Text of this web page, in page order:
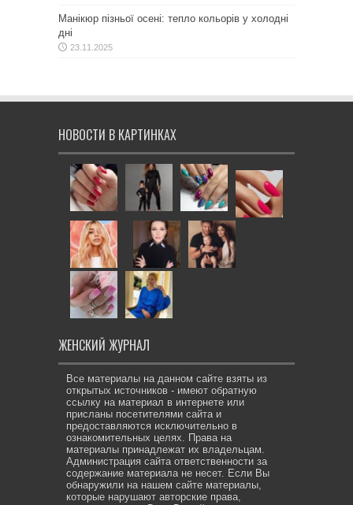
Манікюр пізньої осені: тепло кольорів у холодні
дні
23.11.2025
НОВОСТИ В КАРТИНКАХ
ЖЕНСКИЙ ЖУРНАЛ
Все материалы на данном сайте взяты из
открытых источников - имеют обратную
ссылку на материал в интернете или
присланы посетителями сайта и
предоставляются исключительно в
ознакомительных целях. Права на
материалы принадлежат их владельцам.
Администрация сайта ответственности за
содержание материала не несет. Если Вы
обнаружили на нашем сайте материалы,
которые нарушают авторские права,